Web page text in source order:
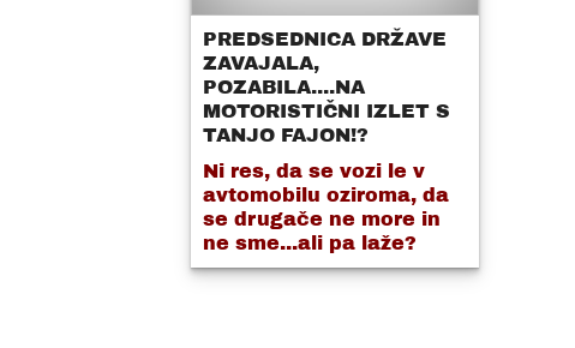
PREDSEDNICA DRŽAVE
ZAVAJALA,
POZABILA....NA
MOTORISTIČNI IZLET S
TANJO FAJON!?
Ni res, da se vozi le v
avtomobilu oziroma, da
se drugače ne more in
ne sme...ali pa laže?